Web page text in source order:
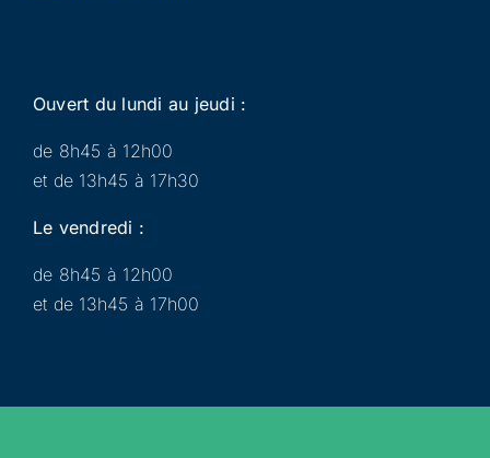
Ouvert du lundi au jeudi :
de 8h45 à 12h00
et de 13h45 à 17h30
Le vendredi :
de 8h45 à 12h00
et de 13h45 à 17h00